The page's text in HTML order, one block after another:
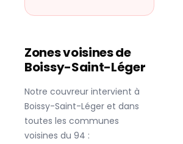
Zones voisines de
Boissy-Saint-Léger
Notre couvreur intervient à
Boissy-Saint-Léger et dans
toutes les communes
voisines du 94 :